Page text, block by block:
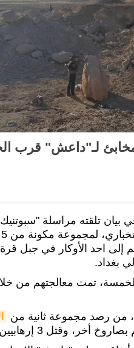
لـ"داعش" قرب
بيان تلقته مراسلة
دخولهم إلى احد الأوكار في
بغداد.
الخمسة، تمت معالجتهم من
من رصد مجموعة ثانية من
وقتل 3 إرهابيين آخرين.